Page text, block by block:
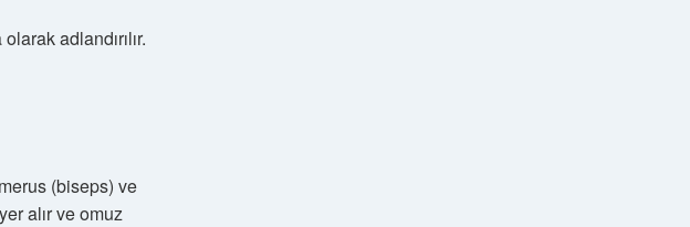
adlandırılır.
(biseps) ve
alır ve omuz